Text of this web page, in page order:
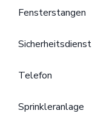
Fensterstangen
Sicherheitsdienst
Telefon
Sprinkleranlage